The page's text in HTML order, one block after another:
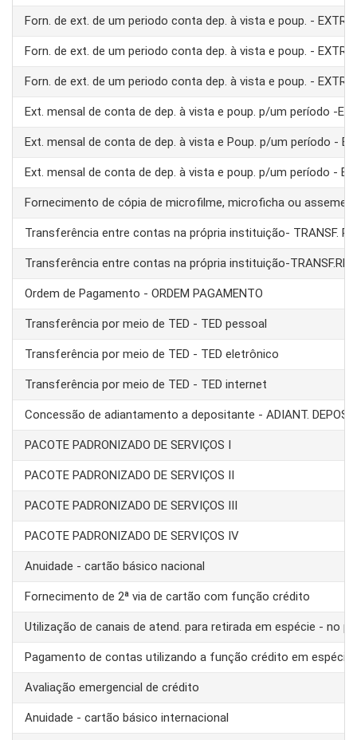
Forn. de ext. de um periodo conta dep. à vista e poup. -
Forn. de ext. de um periodo conta dep. à vista e poup. -
Forn. de ext. de um periodo conta dep. à vista e poup. -
Ext. mensal de conta de dep. à vista e poup. p/um período -
Ext. mensal de conta de dep. à vista e Poup. p/um período -
Ext. mensal de conta de dep. à vista e poup. p/um período -
Fornecimento de cópia de microfilme, microficha ou
Transferência entre contas na própria instituição- TRANSF.
Transferência entre contas na própria instituição-
Ordem de Pagamento - ORDEM PAGAMENTO
Transferência por meio de TED - TED pessoal
Transferência por meio de TED - TED eletrônico
Transferência por meio de TED - TED internet
Concessão de adiantamento a depositante - ADIANT.
PACOTE PADRONIZADO DE SERVIÇOS I
PACOTE PADRONIZADO DE SERVIÇOS II
PACOTE PADRONIZADO DE SERVIÇOS III
PACOTE PADRONIZADO DE SERVIÇOS IV
Anuidade - cartão básico nacional
Fornecimento de 2ª via de cartão com função crédito
Utilização de canais de atend. para retirada em espécie - no
Pagamento de contas utilizando a função crédito em espécie
Avaliação emergencial de crédito
Anuidade - cartão básico internacional